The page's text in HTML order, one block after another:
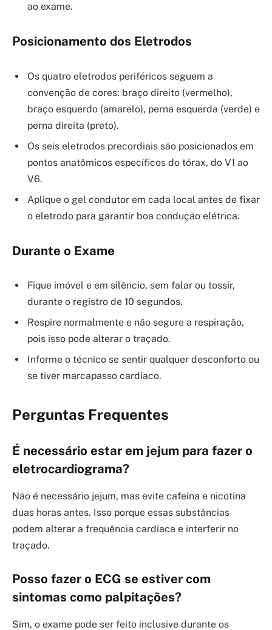
ao exame.
Posicionamento dos Eletrodos
Os quatro eletrodos periféricos seguem a
convenção de cores: braço direito (vermelho),
braço esquerdo (amarelo), perna esquerda (verde) e
perna direita (preto).
Os seis eletrodos precordiais são posicionados em
pontos anatômicos específicos do tórax, do V1 ao
V6.
Aplique o gel condutor em cada local antes de fixar
o eletrodo para garantir boa condução elétrica.
Durante o Exame
Fique imóvel e em silêncio, sem falar ou tossir,
durante o registro de 10 segundos.
Respire normalmente e não segure a respiração,
pois isso pode alterar o traçado.
Informe o técnico se sentir qualquer desconforto ou
se tiver marcapasso cardíaco.
Perguntas Frequentes
É necessário estar em jejum para fazer o
eletrocardiograma?
Não é necessário jejum, mas evite cafeína e nicotina
duas horas antes. Isso porque essas substâncias
podem alterar a frequência cardíaca e interferir no
traçado.
Posso fazer o ECG se estiver com
sintomas como palpitações?
Sim, o exame pode ser feito inclusive durante os